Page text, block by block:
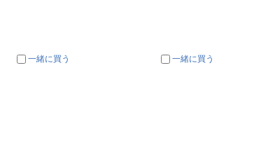
一緒に買う 一緒に買う